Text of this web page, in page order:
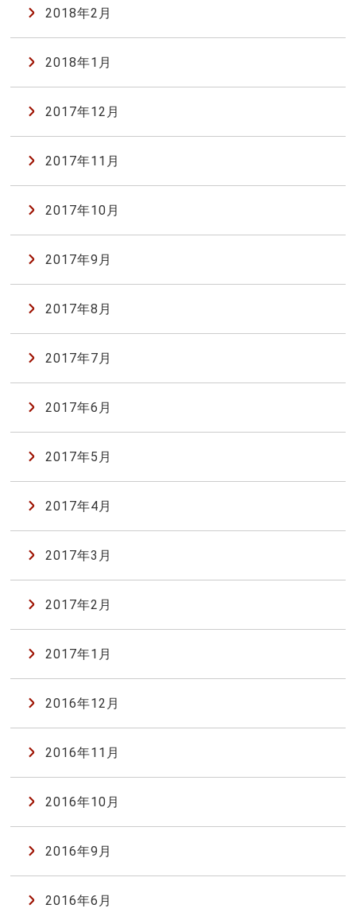
2018年2月
2018年1月
2017年12月
2017年11月
2017年10月
2017年9月
2017年8月
2017年7月
2017年6月
2017年5月
2017年4月
2017年3月
2017年2月
2017年1月
2016年12月
2016年11月
2016年10月
2016年9月
2016年6月